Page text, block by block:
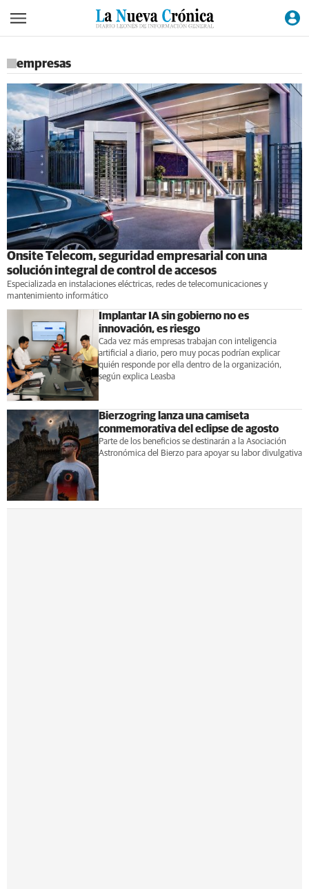
empresas
Onsite Telecom, seguridad empresarial con una
solución integral de control de accesos
Especializada en instalaciones eléctricas, redes de telecomunicaciones y
mantenimiento informático
Implantar IA sin gobierno no es
innovación, es riesgo
Cada vez más empresas trabajan con inteligencia
artificial a diario, pero muy pocas podrían explicar
quién responde por ella dentro de la organización,
según explica Leasba
Bierzogring lanza una camiseta
conmemorativa del eclipse de agosto
Parte de los beneficios se destinarán a la Asociación
Astronómica del Bierzo para apoyar su labor divulgativa